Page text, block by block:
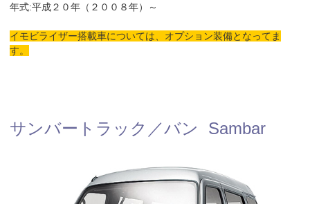
年式:平成２０年（２００８年）～
イモビライザー搭載車については、オプション装備となってま
す。
サンバートラック／バン Sambar